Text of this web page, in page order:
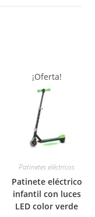
¡Oferta!
Patinetes eléctricos
Patinete eléctrico
infantil con luces
LED color verde